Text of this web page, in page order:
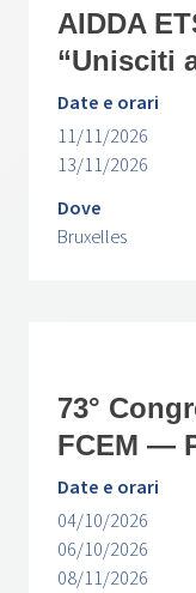
AIDDA
“Unisciti
Date e orari
11/11/2026
13/11/2026
Dove
Bruxelles
73°
FCEM —
Date e orari
04/10/2026
06/10/2026
08/11/2026